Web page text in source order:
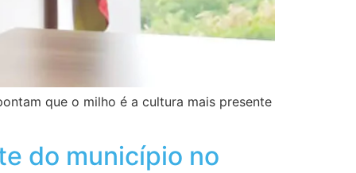
que o milho é a cultura mais presente
do município no